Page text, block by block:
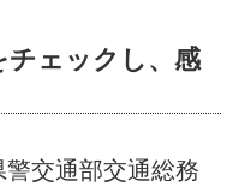
チェックし、感
警交通部交通総務